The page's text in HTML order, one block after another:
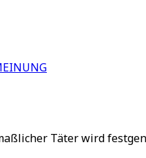
Täter wird